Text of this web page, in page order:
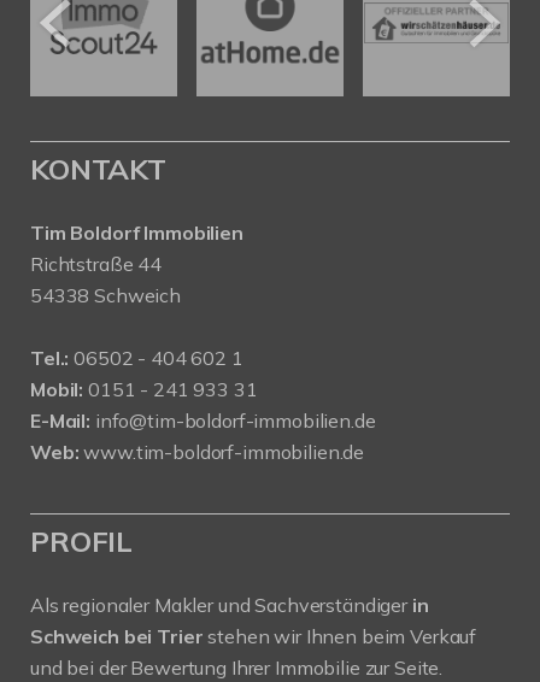
KONTAKT
Tim Boldorf Immobilien
Richtstraße 44
54338 Schweich
Tel.: 06502 - 404 602 1
Mobil: 0151 - 241 933 31
E-Mail: info@tim-boldorf-immobilien.de
Web:www.tim-boldorf-immobilien.de
PROFIL
Als regionaler Makler und Sachverständigerin
Schweich bei Trierstehen wir Ihnen beim Verkauf
und bei der Bewertung Ihrer Immobilie zur Seite.